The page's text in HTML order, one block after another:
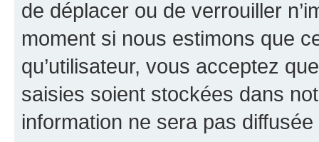
de déplacer ou de verrouiller
moment si nous estimons que
qu’utilisateur, vous acceptez
saisies soient stockées dans
information ne sera pas